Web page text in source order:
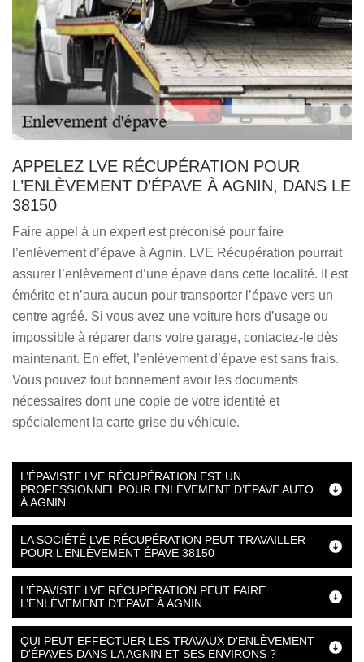
APPELEZ LVE RÉCUPÉRATION POUR
L’ENLÈVEMENT D’ÉPAVE À AGNIN, DANS LE
38150
Faire appel à un expert est préconisé pour faire
l’enlèvement d’épave à Agnin. LVE Récupération pourrait
assurer l’enlèvement d’une épave dans cette localité. Il est
émérite et n’aura aucun pour transporter l’épave vers un
centre agréé. Si vous avez une voiture hors d’usage ou
impossible à réparer dans votre garage, contactez-le dès
maintenant. En effet, l’enlèvement d’épave est sans frais.
Vous pouvez tout bonnement avoir les documents
nécessaires dont une copie de votre identité et
spécialement la carte grise du véhicule.
L’ÉPAVISTE LVE RÉCUPÉRATION EST UN
PROFESSIONNEL POUR ENLÈVEMENT D’ÉPAVE AUTO
À AGNIN
LA SOCIÉTÉ LVE RÉCUPÉRATION PEUT TRAVAILLER
POUR L’ENLÈVEMENT ÉPAVE 38150
L’ÉPAVISTE LVE RÉCUPÉRATION PEUT FAIRE
L’ENLÈVEMENT D’ÉPAVE À AGNIN
QUI PEUT EFFECTUER LES TRAVAUX D'ENLÈVEMENT
D'ÉPAVES DANS LA AGNIN ET SES ENVIRONS ?